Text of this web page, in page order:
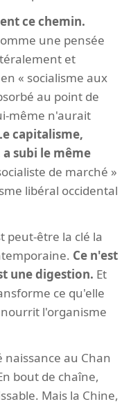
ce chemin.
une pensée
et
« socialisme aux
au point de
même n'aurait
capitalisme,
subi le même
de marché »
libéral occidental
peut-être la clé la
Ce n'est
une digestion. Et
ce qu'elle
l'organisme
au Chan
bout de chaîne,
Mais la Chine,